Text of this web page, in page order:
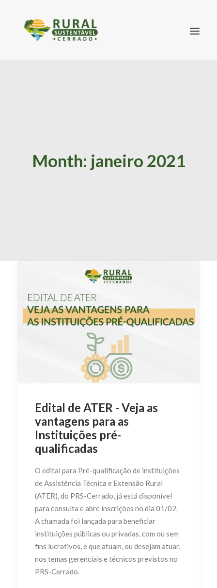
Month: janeiro 2021
Edital de ATER - Veja as
vantagens para as
Instituições pré-
qualificadas
O edital para Pré-qualificação de instituições
de Assistência Técnica e Extensão Rural
(ATER), do PRS-Cerrado, já está disponível
para consulta e abre inscrições no dia 01/02.
A chamada foi lançada para beneficiar
instituições públicas ou privadas, com ou sem
fins lucrativos, e que atuam, ou desejam atuar,
nos temas gerenciais e técnicos previstos no
PRS-Cerrado.